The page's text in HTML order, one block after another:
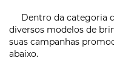
Dentro da categoria
diversos modelos de
suas campanhas
abaixo.